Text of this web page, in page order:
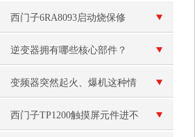
维修故障测试维修
西门子6RA8093启动烧保修
（变频器炸可控硅模块）维修
逆变器拥有哪些核心部件？
变频器突然起火、爆机这种情
况是怎么回事呢？
西门子TP1200触摸屏元件进不